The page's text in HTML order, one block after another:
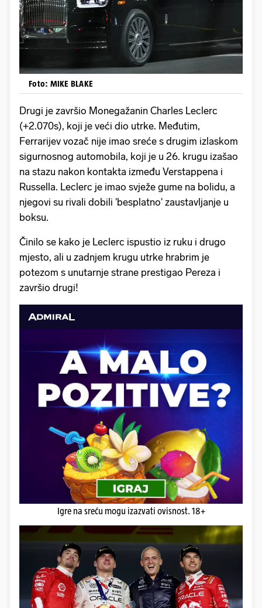
Foto: MIKE BLAKE
Drugi je završio Monegažanin Charles Leclerc
(+2.070s), koji je veći dio utrke. Međutim,
Ferrarijev vozač nije imao sreće s drugim izlaskom
sigurnosnog automobila, koji je u 26. krugu izašao
na stazu nakon kontakta između Verstappena i
Russella. Leclerc je imao svježe gume na bolidu, a
njegovi su rivali dobili 'besplatno' zaustavljanje u
boksu.
Činilo se kako je Leclerc ispustio iz ruku i drugo
mjesto, ali u zadnjem krugu utrke hrabrim je
potezom s unutarnje strane prestigao Pereza i
završio drugi!
Igre na sreću mogu izazvati ovisnost. 18+